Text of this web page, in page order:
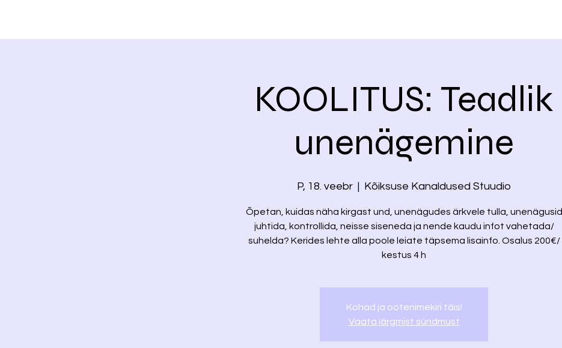
KOOLITUS: Teadlik
unenägemine
P, 18. veebr
  |
Kõiksuse Kanaldused Stuudio
Õpetan, kuidas näha kirgast und, unenägudes ärkvele tulla, unenägusid
juhtida, kontrollida, neisse siseneda ja nende kaudu infot vahetada/
suhelda? Kerides lehte alla poole leiate täpsema lisainfo. Osalus 200€/
kestus 4 h
Kohad ja ootenimekiri täis!
Vaata järgmist sündmust